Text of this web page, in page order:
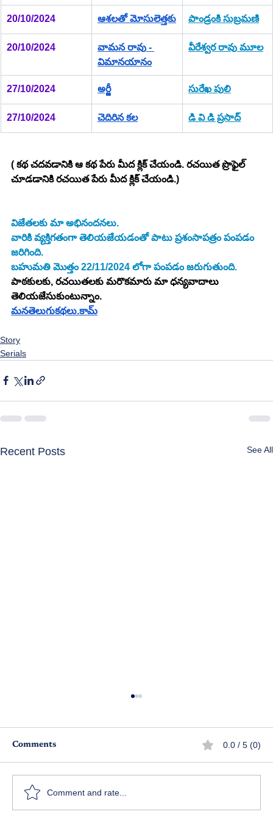
20/10/2024 ఆశలతో మోసులెత్తకు పాండ్రంకి సుబ్రమణి
20/10/2024
వామన రావు -
విమానయానం
వీరేశ్వర రావు మూల
27/10/2024 అర్జీ సురేఖ పులి
27/10/2024 చెదిరిన కల డి వి డి ప్రసాద్
( కథ చదవడానికి ఆ కథ పేరు మీద క్లిక్ చేయండి. రచయిత ప్రొఫైల్
చూడడానికి రచయిత పేరు మీద క్లిక్ చేయండి.)
విజేతలకు మా అభినందనలు.
వారికి వ్యక్తిగతంగా తెలియజేయడంతో పాటు ప్రశంసాపత్రం పంపడం
జరిగింది.
బహుమతి మొత్తం 22/11/2024 లోగా పంపడం జరుగుతుంది.
పాఠకులకు, రచయితలకు మరొకమారు మా ధన్యవాదాలు
తెలియజేసుకుంటున్నాం.
మనతెలుగుకథలు.కామ్
Story
Serials
Recent Posts See All
ఉగాది 2025 కథల పోటీలు
Comments 0.0 / 5 (0)
Comment and rate...